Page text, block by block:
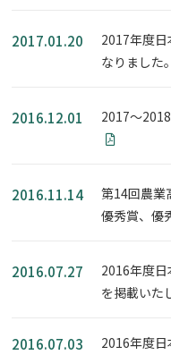
2017.01.20
2017年度
なりました。
2016.12.01 2017～
2016.11.14
第14回農業
優秀賞、優
2016.07.27
2016年度
を掲載いた
2016.07.03
2016年度